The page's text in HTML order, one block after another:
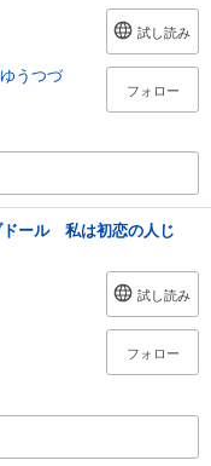
うつづ
試し読み
フォロー
ドール 私は初恋の人じ
試し読み
フォロー